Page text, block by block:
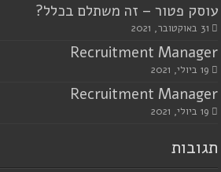
עוסק פטור – זה משתלם בכלל?
31 באוקטובר, 2021
Recruitment Manager
19 ביולי, 2021
Recruitment Manager
19 ביולי, 2021
תגובות